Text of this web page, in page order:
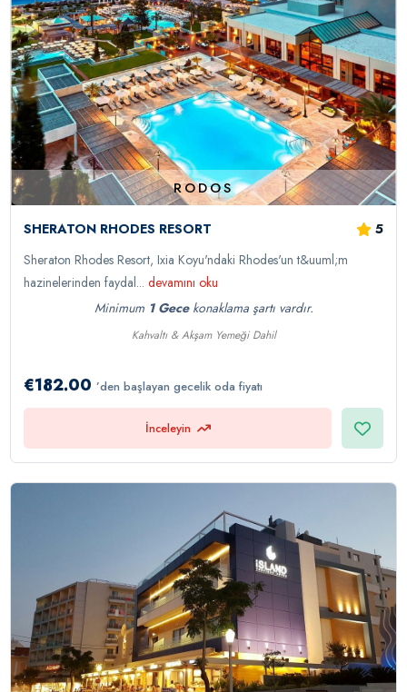
RODOS
SHERATON RHODES RESORT 5
Sheraton Rhodes Resort, Ixia Koyu'ndaki Rhodes'un t&uuml;m
hazinelerinden faydal...devamını oku
Minimum 1 Gecekonaklama şartı vardır.
Kahvaltı & Akşam Yemeği Dahil
€182.00 ’den başlayan gecelik oda fiyatı
İnceleyin